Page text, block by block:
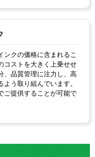
ンクの価格に含まれるこ
コストを大きく上乗せせ
、品質管理に注力し、高
う取り組んでいます。
ご提供することが可能で